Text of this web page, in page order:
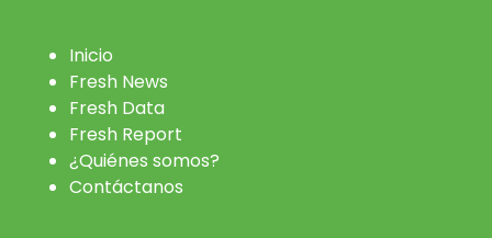
Inicio
Fresh News
Fresh Data
Fresh Report
¿Quiénes somos?
Contáctanos